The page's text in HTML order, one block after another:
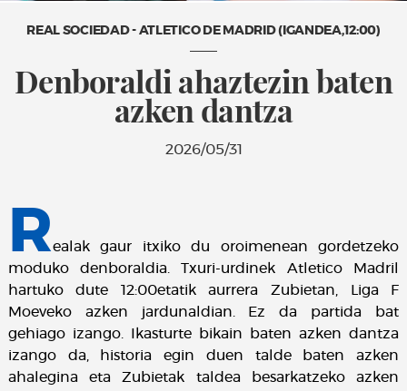
REAL SOCIEDAD - ATLETICO DE MADRID (IGANDEA,12:00)
Denboraldi ahaztezin baten
azken dantza
2026/05/31
Realak gaur itxiko du oroimenean gordetzeko
moduko denboraldia. Txuri-urdinek Atletico Madril
hartuko dute 12:00etatik aurrera Zubietan, Liga F
Moeveko azken jardunaldian. Ez da partida bat
gehiago izango. Ikasturte bikain baten azken dantza
izango da, historia egin duen talde baten azken
ahalegina eta Zubietak taldea besarkatzeko azken